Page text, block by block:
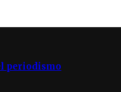
periodismo